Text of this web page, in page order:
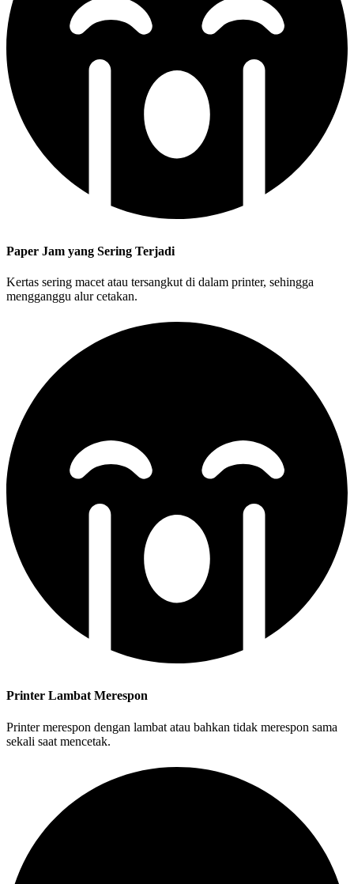
Paper Jam yang Sering Terjadi
Kertas sering macet atau tersangkut di dalam printer, sehingga
mengganggu alur cetakan.
Printer Lambat Merespon
Printer merespon dengan lambat atau bahkan tidak merespon sama
sekali saat mencetak.